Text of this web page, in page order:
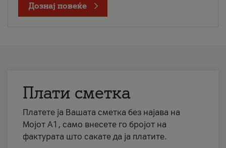
Дознај повеќе
Плати сметка
Платете ја Вашата сметка без најава на
Мојот А1, само внесете го бројот на
фактурата што сакате да ја платите.